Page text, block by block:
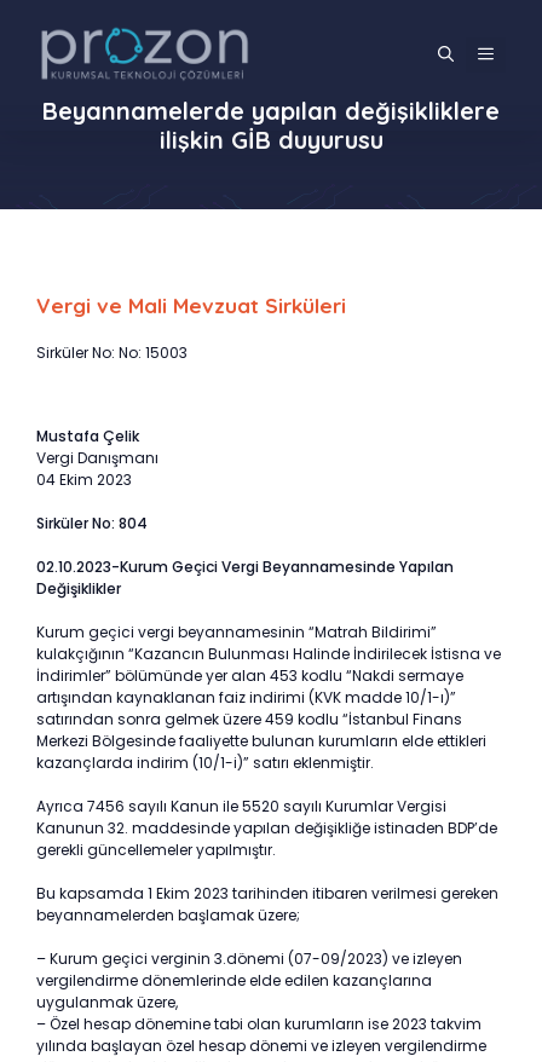
MENÜ
Beyannamelerde yapılan değişikliklere
ilişkin GİB duyurusu
Vergi ve Mali Mevzuat Sirküleri
Sirküler No: No: 15003
Mustafa Çelik
Vergi Danışmanı
04 Ekim 2023
Sirküler No: 804
02.10.2023-Kurum Geçici Vergi Beyannamesinde Yapılan
Değişiklikler
Kurum geçici vergi beyannamesinin “Matrah Bildirimi”
kulakçığının “Kazancın Bulunması Halinde İndirilecek İstisna ve
İndirimler” bölümünde yer alan 453 kodlu “Nakdi sermaye
artışından kaynaklanan faiz indirimi (KVK madde 10/1-ı)”
satırından sonra gelmek üzere 459 kodlu “İstanbul Finans
Merkezi Bölgesinde faaliyette bulunan kurumların elde ettikleri
kazançlarda indirim (10/1-i)” satırı eklenmiştir.
Ayrıca 7456 sayılı Kanun ile 5520 sayılı Kurumlar Vergisi
Kanunun 32. maddesinde yapılan değişikliğe istinaden BDP’de
gerekli güncellemeler yapılmıştır.
Bu kapsamda 1 Ekim 2023 tarihinden itibaren verilmesi gereken
beyannamelerden başlamak üzere;
– Kurum geçici verginin 3.dönemi (07-09/2023) ve izleyen
vergilendirme dönemlerinde elde edilen kazançlarına
uygulanmak üzere,
– Özel hesap dönemine tabi olan kurumların ise 2023 takvim
yılında başlayan özel hesap dönemi ve izleyen vergilendirme